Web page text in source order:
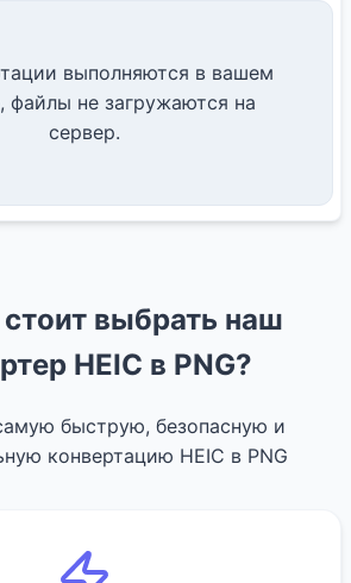
выполняются в вашем
файлы не загружаются на
сервер.
выбрать наш
HEIC в PNG?
быструю, безопасную и
конвертацию HEIC в PNG